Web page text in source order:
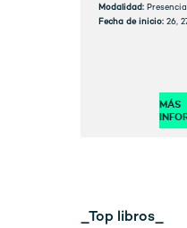
Modalidad:
Fecha de inicio: 26,
MÁS
_Top libros_